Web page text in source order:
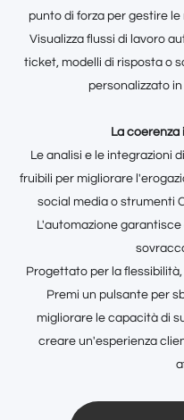
punto di forza per gestire
Visualizza flussi di lavoro
ticket, modelli di risposta o
personalizzato
La
Le analisi e le integrazioni
fruibili per migliorare
social media o strumenti
L'automazione
Progettato per la
Premi un pulsante per
migliorare le capacità di
creare un'esperienza